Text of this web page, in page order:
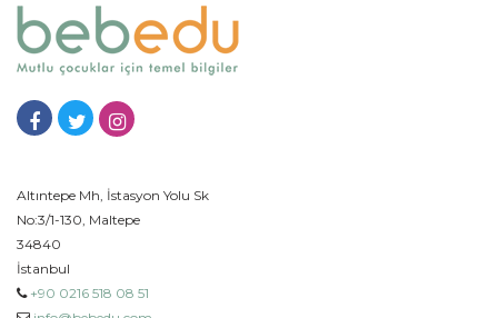
Altıntepe Mh, İstasyon Yolu Sk
No:3/1-130, Maltepe
34840
İstanbul
+90 0216 518 08 51